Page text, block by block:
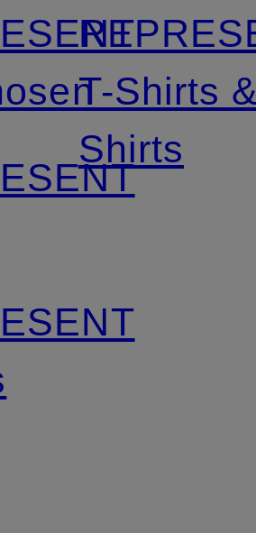
T-Shirts
Shirts